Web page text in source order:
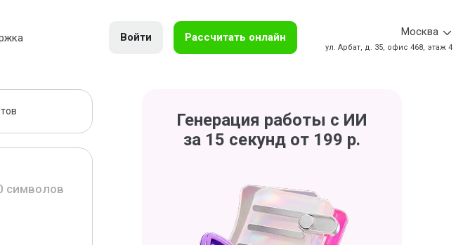
Войти Рассчитать онлайн Москва
ул. Арбат, д. 35, офис 468, этаж 4
символов
Генерация работы с ИИ
за 15 секунд от 199 р.